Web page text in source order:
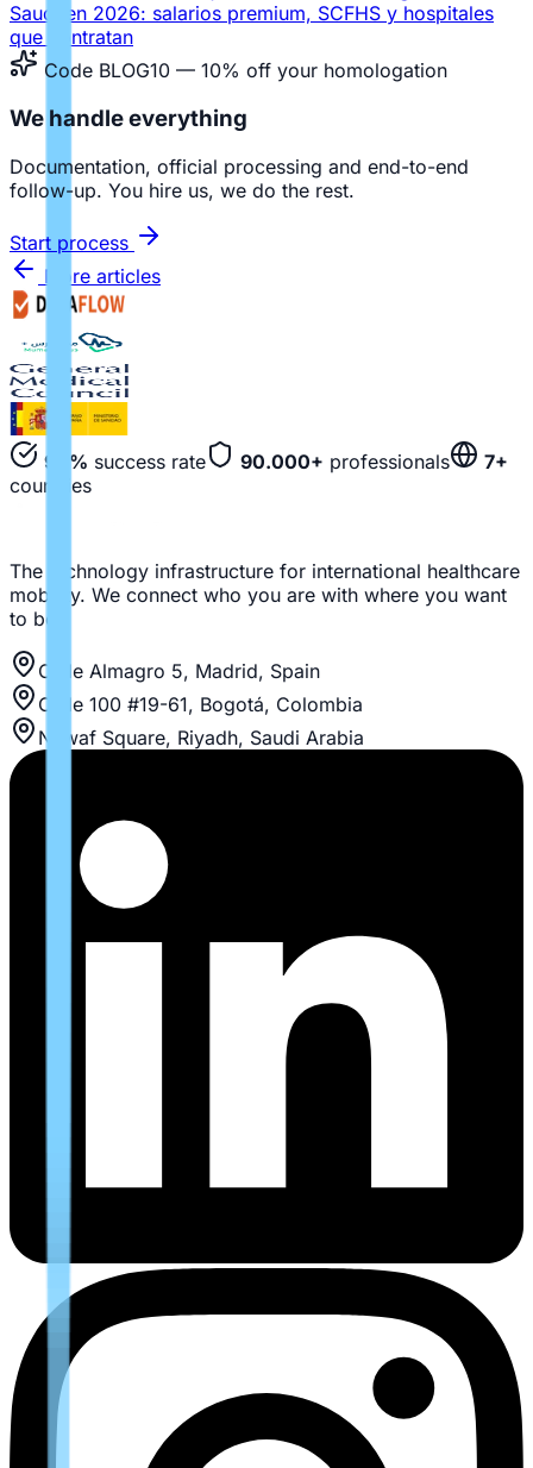
Saudí en 2026: salarios premium, SCFHS y hospitales
que contratan
Code BLOG10 — 10% off your homologation
We handle everything
Documentation, official processing and end-to-end
follow-up. You hire us, we do the rest.
Start process
More articles
94% success rate 90.000+ professionals
7+
countries
The technology infrastructure for international healthcare
mobility. We connect who you are with where you want
to be.
Calle Almagro 5, Madrid, Spain
Calle 100 #19-61, Bogotá, Colombia
Nawaf Square, Riyadh, Saudi Arabia